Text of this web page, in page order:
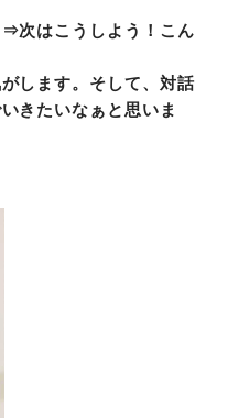
次はこうしよう！こん
します。そして、対話
きたいなぁと思いま